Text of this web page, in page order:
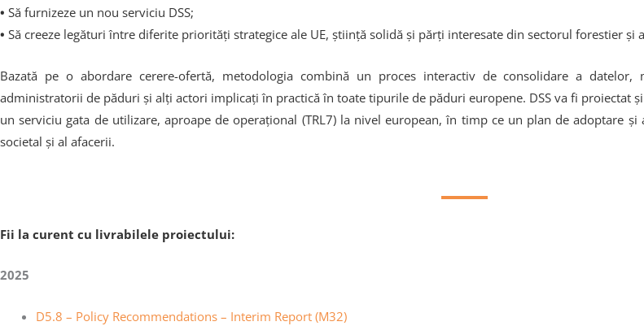
• Să furnizeze un nou serviciu DSS;
• Să creeze legături între diferite priorități strategice ale UE, știință solidă și părți interesate din sectorul forestier și
Bazată pe o abordare cerere-ofertă, metodologia combină un proces interactiv de consolidare a
administratorii de păduri și alți actori implicați în practică în toate tipurile de păduri europene. DSS va fi proiectat
un serviciu gata de utilizare, aproape de operațional (TRL7) la nivel european, în timp ce un plan de adoptare
societal și al afacerii.
Fii la curent cu livrabilele proiectului:
2025
D5.8 – Policy Recommendations – Interim Report (M32)